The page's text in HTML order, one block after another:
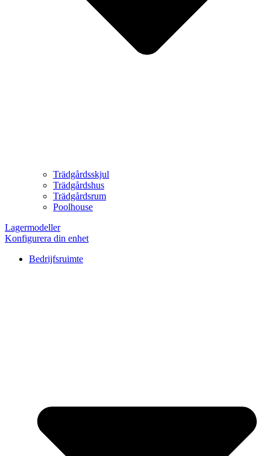
Trädgårdsskjul
Trädgårdshus
Trädgårdsrum
Poolhouse
Lagermodeller
Konfigurera din enhet
Bedrijfsruimte